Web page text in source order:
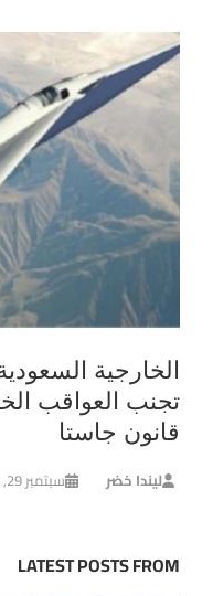
الخارجية
تجنب العواقب
قانون جاستا
ليندا خضر سبتمبر 29, 2016
LATEST POSTS FROM